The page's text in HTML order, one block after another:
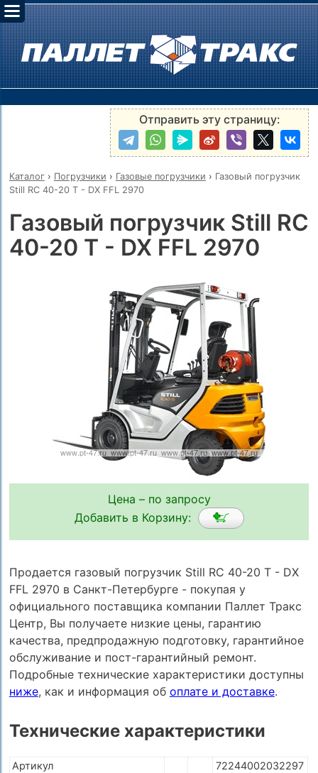
Отправить эту страницу:
Каталог› Погрузчики › Газовые погрузчики › Газовый погрузчик
Still RC 40-20 T - DX FFL 2970
Газовый погрузчик Still RC
40-20 T - DX FFL 2970
Цена – по запросу
Добавить в Корзину:
Продается газовый погрузчик Still RC 40-20 T - DX
FFL 2970 в Санкт-Петербурге - покупая у
официального поставщика компании Паллет Тракс
Центр, Вы получаете низкие цены, гарантию
качества, предпродажную подготовку, гарантийное
обслуживание и пост-гарантийный ремонт.
Подробные технические характеристики доступны
ниже, как и информация об оплате и доставке.
Технические характеристики
Артикул
72244002032297